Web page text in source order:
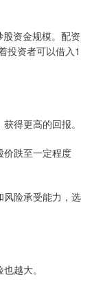
资金规模。配资
投资者可以借入1
得更高的回报。
价跌至一定程度
风险承受能力，选
越大。